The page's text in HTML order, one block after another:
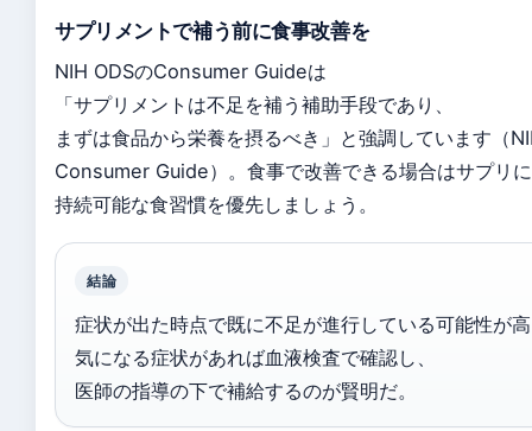
サプリメントで補う前に食事改善を
NIH ODSのConsumer Guideは
「サプリメントは不足を補う補助手段であり、
まずは食品から栄養を摂るべき」と強調しています（
Consumer Guide）。食事で改善できる場合はサプリ
持続可能な食習慣を優先しましょう。
結論
症状が出た時点で既に不足が進行している可能性が
気になる症状があれば血液検査で確認し、
医師の指導の下で補給するのが賢明だ。